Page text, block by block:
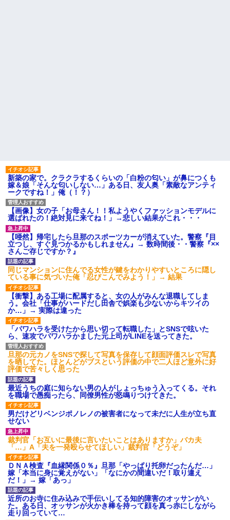
新築の家で。クラクラするくらいの「白粉の匂い」が鼻につくも
嫁＆娘「そんな匂いしない…」ある日、友人奥「素敵なアンティ
ークですね！」俺（！？）
【画像】女の子「お母さん！！私ようやくファッションモデルに
選ばれたの！絶対見に来てね！」→悲しい結果がこれ・・・
【唖然】帰宅したら旦那のスポーツカーが消えていた。警察『目
立つし、すぐ見つかるかもしれません』→ 数時間後・・警察『××
さんご存じですか？』
同じマンションに住んでる女性が鍵をわかりやすいところに隠し
ている事に気づいた俺「忍びこんでみよう！」→ 結果
【衝撃】ある工場に配属すると、女の人がみんな退職してしま
う。会社「仕事がハードだし田舎で娯楽も少ないからキツイの
か…」→ 実際は違った
「パワハラを受けたから思い切って転職した」とSNSで呟いた
ら、速攻でパワハラかました元上司がLINEを送ってきた。
旦那の元カノをSNSで探して写真を保存して顔面評価スレで写真
を晒してた。ほとんどがブスという評価の中で二人ほど意外に好
評価で苦々しく思った
最近うちの庭に知らない男の人がしょっちゅう入ってくる。それ
を職場で愚痴ったら、同僚男性が怒鳴りつけてきた。
男だけどリベンジポノレノの被害者になって未だに人生が立ち直
せない
裁判官「お互いに最後に言いたいことはありますか」バカ夫
「…」A「夫を一発殴らせてほしい」裁判官「どうぞ」
ＤＮＡ検査『血縁関係０％』旦那「やっぱり托卵だったんだ…」
嫁「本当に身に覚えがない」「なにかの間違いだ！取り違え
だ！」→ 嫁「あっ」
近所のお寺に住み込みで手伝いしてる知的障害のオッサンがい
た。ある日、オッサンが火かき棒を持って顔を真っ赤にしながら
走り回っていて…